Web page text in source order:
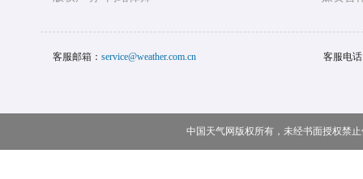
客服邮箱： service@weather.com.cn 客服电
中国天气网版权所有，未经书面授权